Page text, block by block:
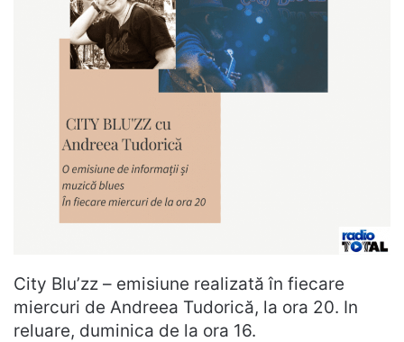
City Blu’zz – emisiune realizată în fiecare
miercuri de Andreea Tudorică, la ora 20. In
reluare, duminica de la ora 16.